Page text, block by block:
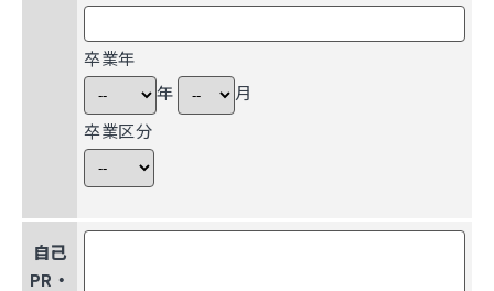
卒業年
年
月
卒業区分
自己
PR・